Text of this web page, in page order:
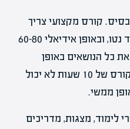
קורס מקצועי צריך
לכלול לפחות 30-40 שעות לימוד נטו, ובאופן אידיאלי 60-80
כל הנושאים באופן
מעמיק ולאפשר תרגול מספק. קורס של 10 שעות לא יכול
ממשי.
לימוד, מצגות, מדריכים